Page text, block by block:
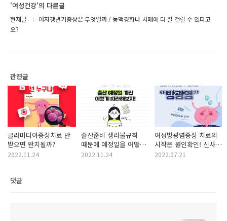
'여성건강'의 다른글
현재글
여자갱년기증상은 무엇일까 / 동맥경화나 치매에 더 잘 걸릴 수 있다고
요?
관련글
클라미디아증상치료 만
받으면 완치될까?
2022.11.24
출산준비 생리불규칙
때문에 예정일을 어떻게
계산하지?
2022.11.24
여성방광염증상 치료의
시작은 원인확인! 신사역
산부인과 어디에서?!
2022.07.21
댓글